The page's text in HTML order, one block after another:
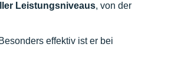
Leistungsniveaus, von der
effektiv ist er bei